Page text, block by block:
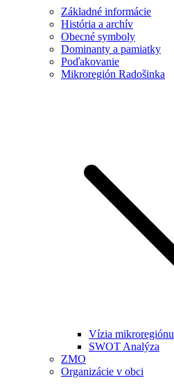
Základné informácie
História a archív
Obecné symboly
Dominanty a pamiatky
Poďakovanie
Mikroregión Radošinka
Vízia mikroregiónu
SWOT Analýza
ZMO
Organizácie v obci